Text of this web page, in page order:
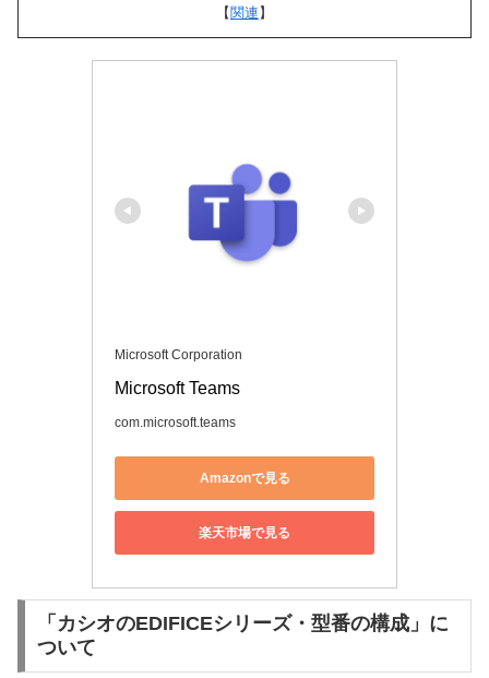
【 関連 】
Microsoft Corporation
Microsoft Teams
com.microsoft.teams
Amazonで見る
楽天市場で見る
「カシオのEDIFICEシリーズ・型番の構成」に
ついて